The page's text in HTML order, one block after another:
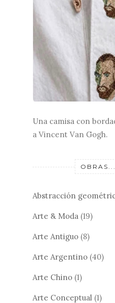
Una camisa con
a Vincent Van Gogh.
OBRAS...
Abstracción
Arte & Moda (19)
Arte Antiguo (8)
Arte Argentino (40)
Arte Chino (1)
Arte Conceptual (1)